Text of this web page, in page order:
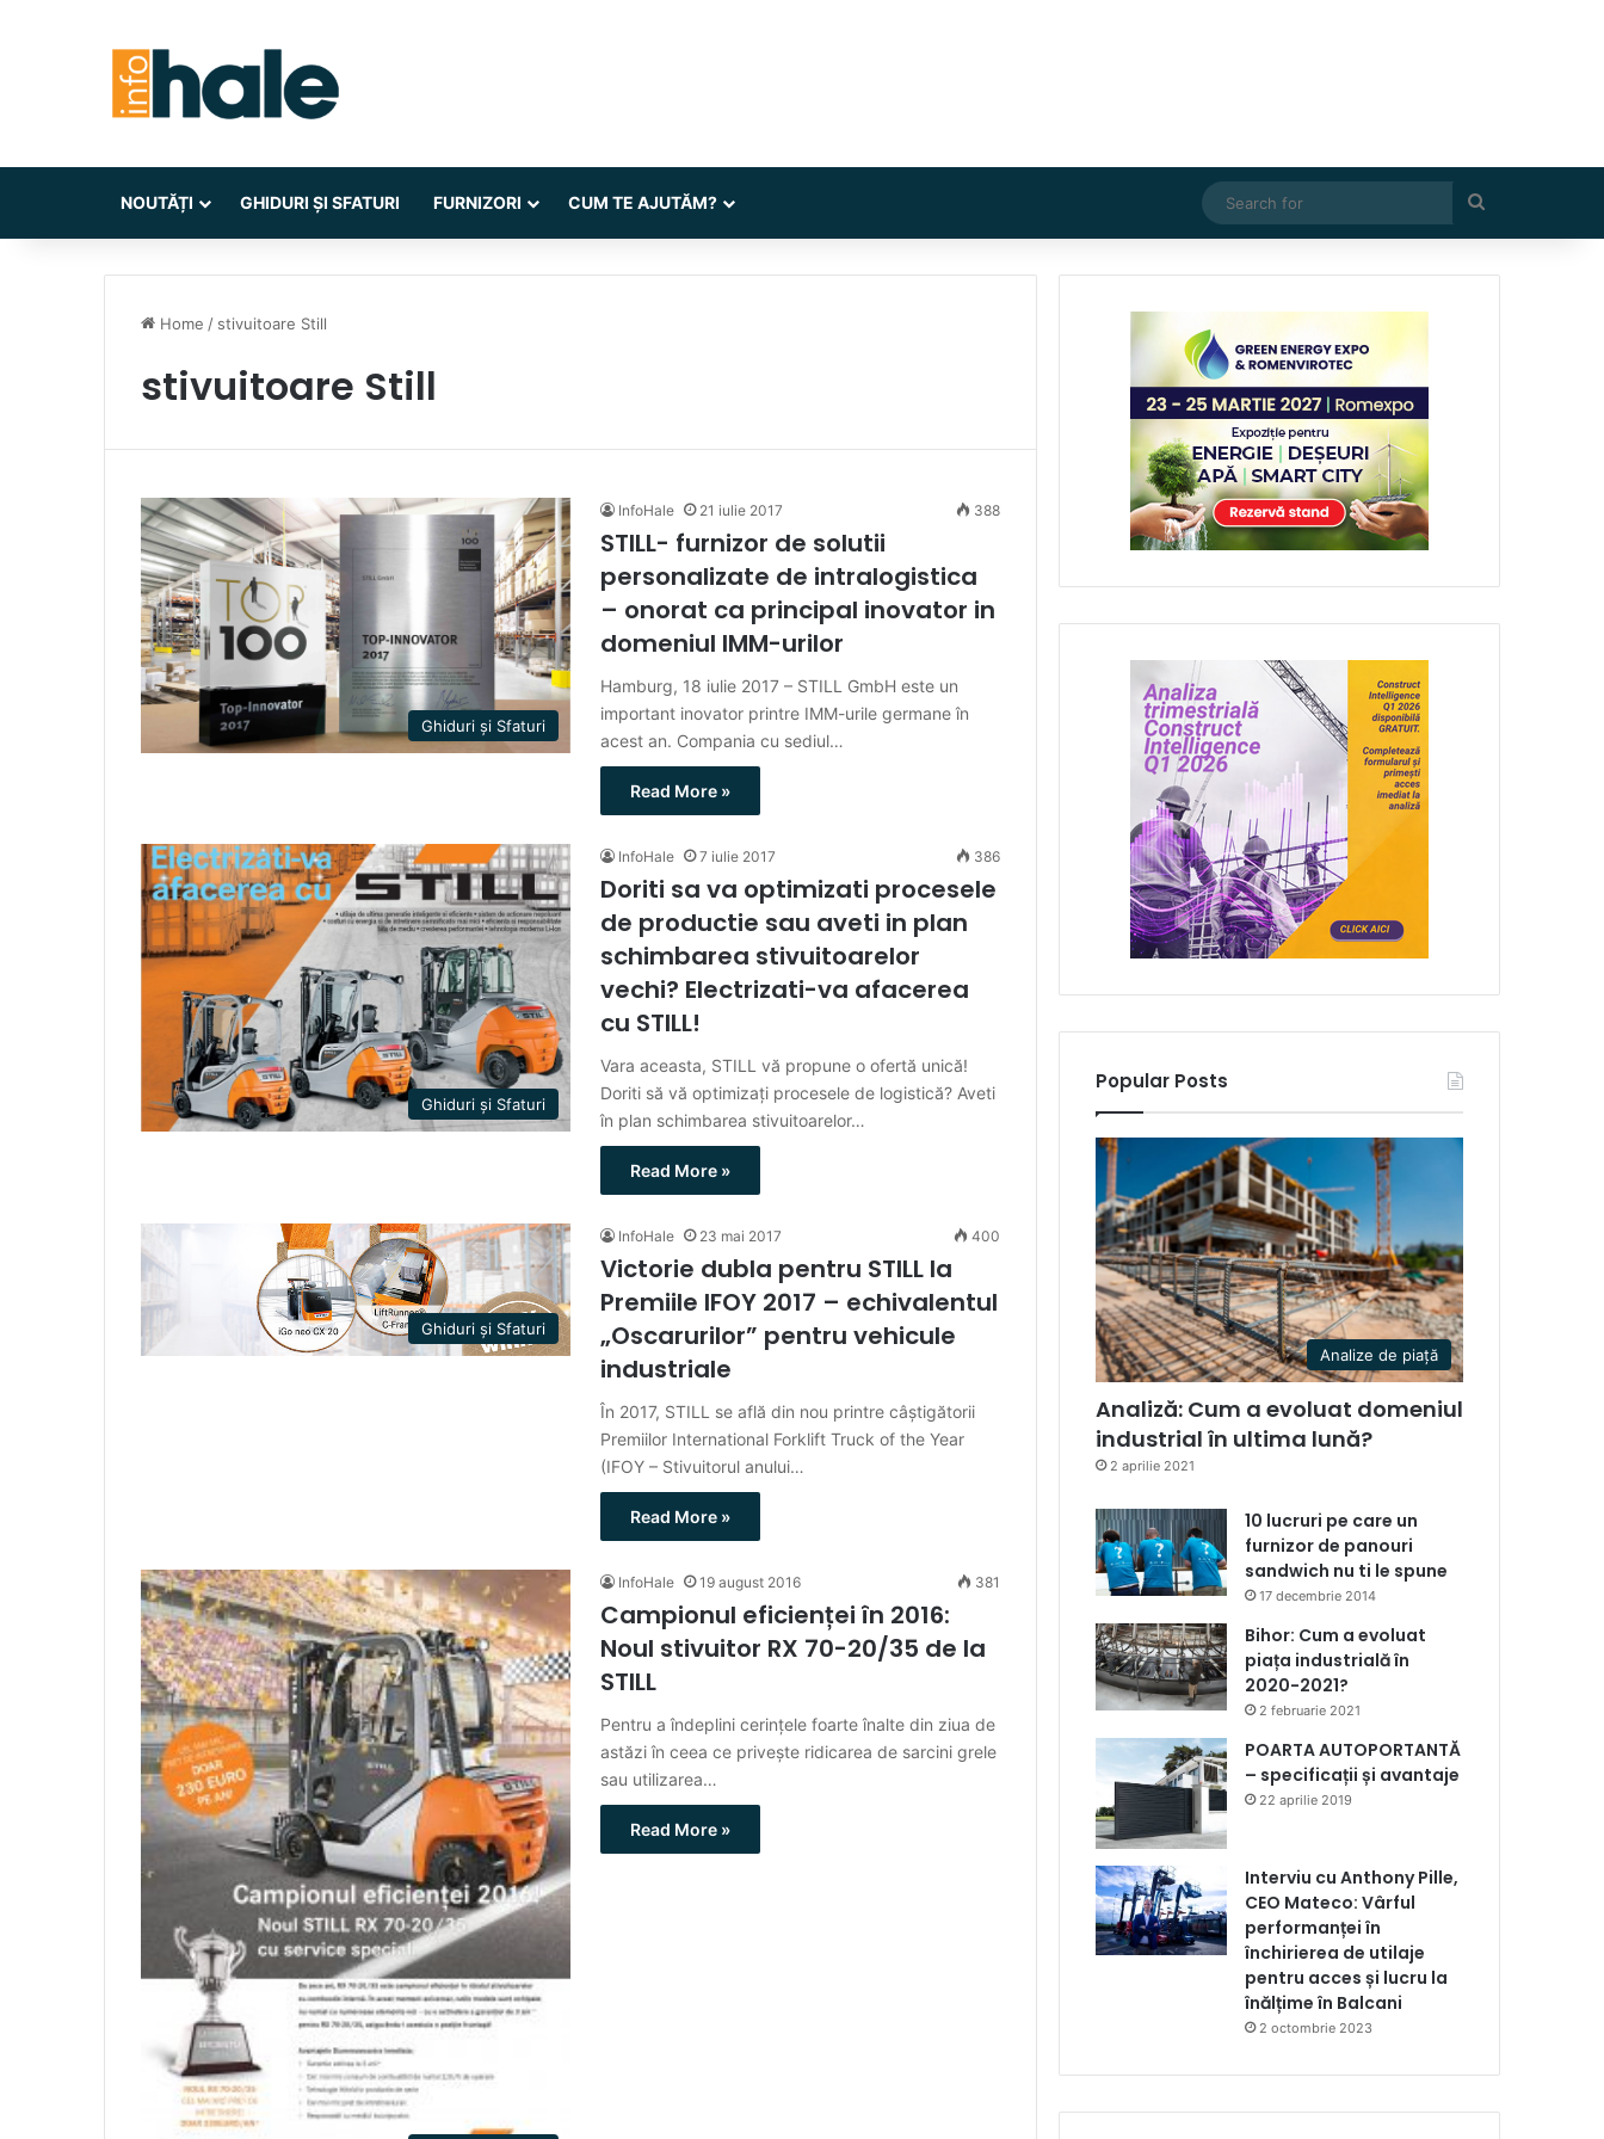
NOUTĂȚI GHIDURI ȘI SFATURI FURNIZORI CUM TE AJUTĂM?
for
Home / stivuitoare Still
stivuitoare Still
Ghiduri și Sfaturi
InfoHale 21 iulie 2017 388
STILL- furnizor de solutii
personalizate de intralogistica
– onorat ca principal inovator in
domeniul IMM-urilor
Hamburg, 18 iulie 2017 – STILL GmbH este un
important inovator printre IMM-urile germane în
acest an. Compania cu sediul…
Read More »
Ghiduri și Sfaturi
InfoHale 7 iulie 2017 386
Doriti sa va optimizati procesele
de productie sau aveti in plan
schimbarea stivuitoarelor
vechi? Electrizati-va afacerea
cu STILL!
Vara aceasta, STILL vă propune o ofertă unică!
Doriti să vă optimizați procesele de logistică? Aveti
în plan schimbarea stivuitoarelor…
Read More »
Ghiduri și Sfaturi
InfoHale 23 mai 2017 400
Victorie dubla pentru STILL la
Premiile IFOY 2017 – echivalentul
„Oscarurilor” pentru vehicule
industriale
În 2017, STILL se află din nou printre câștigătorii
Premiilor International Forklift Truck of the Year
(IFOY – Stivuitorul anului…
Read More »
InfoHale 19 august 2016 381
Campionul eficienței în 2016:
Noul stivuitor RX 70-20/35 de la
STILL
Pentru a îndeplini cerinţele foarte înalte din ziua de
astăzi în ceea ce priveşte ridicarea de sarcini grele
sau utilizarea…
Read More »
Popular Posts
Analize de piață
Analiză: Cum a evoluat domeniul
industrial în ultima lună?
2 aprilie 2021
10 lucruri pe care un
furnizor de panouri
sandwich nu ti le spune
17 decembrie 2014
Bihor: Cum a evoluat
piața industrială în
2020-2021?
2 februarie 2021
POARTA AUTOPORTANTĂ
– specificații și avantaje
22 aprilie 2019
Interviu cu Anthony Pille,
CEO Mateco: Vârful
performanței în
închirierea de utilaje
pentru acces și lucru la
înălțime în Balcani
2 octombrie 2023